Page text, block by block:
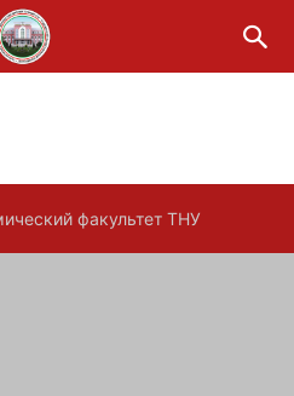
факультет ТНУ